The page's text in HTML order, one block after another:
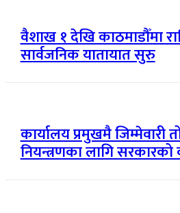
वैशाख १ देखि काठमाडौँमा
सार्वजनिक यातायात सुरु
कार्यालय प्रमुखमै जिम्मेवारी
नियन्त्रणका लागि सरकारको